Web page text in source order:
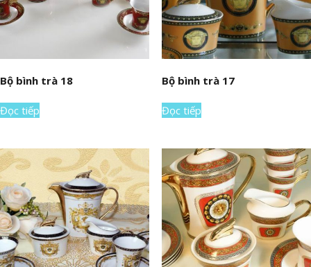
Bộ bình trà 18
Đọc tiếp
Bộ bình trà 17
Đọc tiếp